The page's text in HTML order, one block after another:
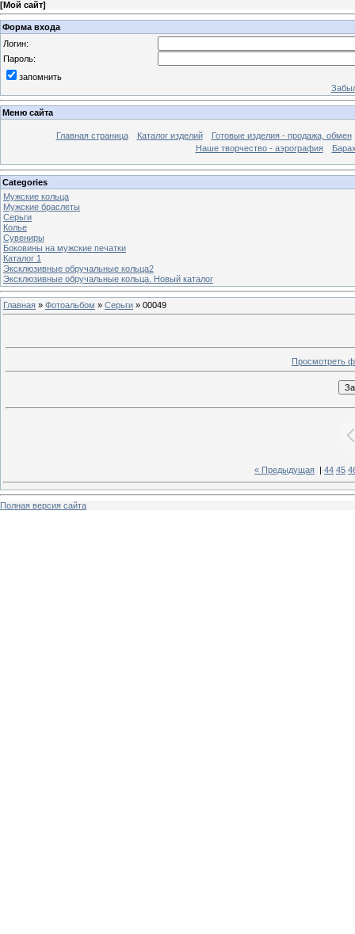
[Мой сайт]
Форма входа
Логин:
Пароль:
запомнить
Меню сайта
Главная страница Каталог изделий
Готовые изделия - продажа, обмен
Наше творчество - аэрография
Categories
Мужские кольца
Мужские браслеты
Серьги
Колье
Сувениры
Боковины на мужские печатки
Каталог 1
Эксклюзивные обручальные кольца2
Эксклюзивные обручальные кольца. Новый каталог
Главная » Фотоальбом » Серьги » 00049
Просмотреть
« Предыдущая 44 45
Полная версия сайта